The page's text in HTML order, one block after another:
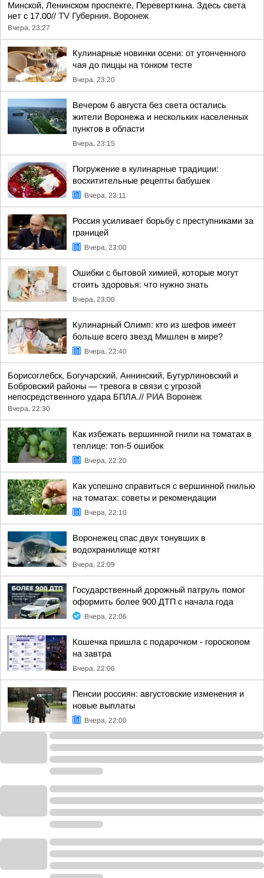
Минской, Ленинском проспекте, Переверткина. Здесь света
нет с 17.00// TV Губерния. Воронеж
Вчера, 23:27
Кулинарные новинки осени: от утонченного
чая до пиццы на тонком тесте
Вчера, 23:20
Вечером 6 августа без света остались
жители Воронежа и нескольких населенных
пунктов в области
Вчера, 23:15
Погружение в кулинарные традиции:
восхитительные рецепты бабушек
Вчера, 23:11
Россия усиливает борьбу с преступниками за
границей
Вчера, 23:00
Ошибки с бытовой химией, которые могут
стоить здоровья: что нужно знать
Вчера, 23:00
Кулинарный Олимп: кто из шефов имеет
больше всего звезд Мишлен в мире?
Вчера, 22:40
Борисоглебск, Богучарский, Аннинский, Бутурлиновский и
Бобровский районы — тревога в связи с угрозой
непосредственного удара БПЛА.// РИА Воронеж
Вчера, 22:30
Как избежать вершинной гнили на томатах в
теплице: топ-5 ошибок
Вчера, 22:20
Как успешно справиться с вершинной гнилью
на томатах: советы и рекомендации
Вчера, 22:10
Воронежец спас двух тонувших в
водохранилище котят
Вчера, 22:09
Государственный дорожный патруль помог
оформить более 900 ДТП с начала года
Вчера, 22:06
Кошечка пришла с подарочком - гороскопом
на завтра
Вчера, 22:06
Пенсии россиян: августовские изменения и
новые выплаты
Вчера, 22:00